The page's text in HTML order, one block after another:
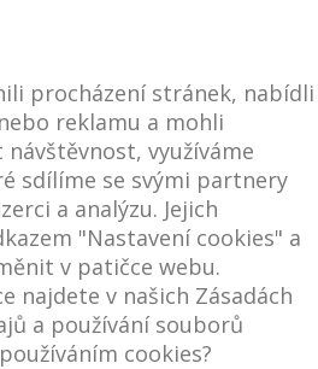
procházení stránek, nabídli
reklamu a mohli
využíváme
sdílíme se svými partnery
a analýzu. Jejich
"Nastavení cookies" a
v patičce webu.
najdete v našich Zásadách
a používání souborů
cookies?